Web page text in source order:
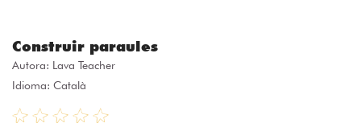
Construir paraules
Autora: Lava Teacher
Idioma: Català